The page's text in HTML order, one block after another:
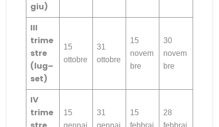
giu)
III
trime
stre
(lug–
set)
15
ottobre
31
ottobre
15
novem
bre
30
novem
bre
IV
trime
15
gennai
31
gennai
15
febbrai
28
febbrai